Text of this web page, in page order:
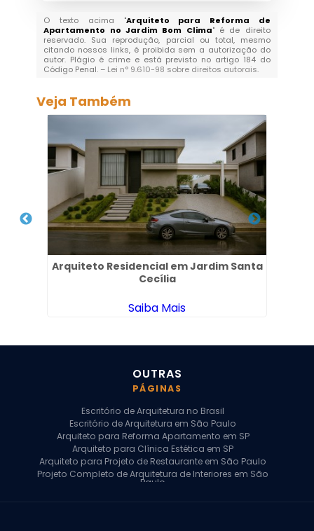
O texto acima "Arquiteto para Reforma de
Apartamento no Jardim Bom Clima" é de direito
reservado. Sua reprodução, parcial ou total, mesmo
citando nossos links, é proibida sem a autorização do
autor. Plágio é crime e está previsto no artigo 184 do
Código Penal. – Lei n° 9.610-98 sobre direitos autorais.
Veja Também
Arquiteto Residencial em Jardim Santa
Cecília
Saiba Mais
OUTRAS
PÁGINAS
Escritório de Arquitetura no Brasil
Escritório de Arquitetura em São Paulo
Arquiteto para Reforma Apartamento em SP
Arquiteto para Clínica Estética em SP
Arquiteto para Projeto de Restaurante em São Paulo
Projeto Completo de Arquitetura de Interiores em São
Paulo